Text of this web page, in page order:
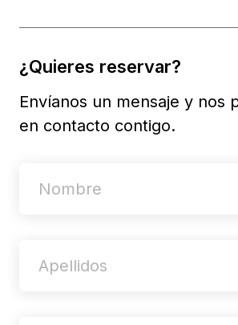
¿Quieres reservar?
Envíanos un mensaje y nos
en contacto contigo.